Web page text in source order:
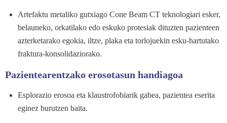
Artefaktu metaliko gutxiago Cone Beam CT teknologiari esker,
belauneko, orkatilako edo eskuko protesiak dituzten pazienteen
azterketarako egokia, iltze, plaka eta torlojuekin esku-hartutako
fraktura-konsolidaziorako.
Pazientearentzako erosotasun handiagoa
Esplorazio erosoa eta klaustrofobiarik gabea, pazientea eserita
eginez burutzen baita.